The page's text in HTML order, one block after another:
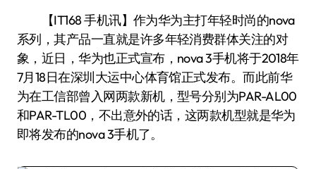
【IT168 手机讯】作为华为主打年轻时尚的nova
系列，其产品一直就是许多年轻消费群体关注的对
象，近日，华为也正式宣布，nova 3手机将于2018年
7月18日在深圳大运中心体育馆正式发布。而此前华
为在工信部曾入网两款新机，型号分别为PAR-AL00
和PAR-TL00，不出意外的话，这两款机型就是华为
即将发布的nova 3手机了。